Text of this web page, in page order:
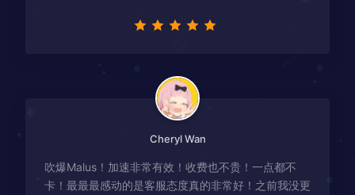
Cheryl Wan
吹爆Malus！加速非常有效！收费也不贵！一点都不
卡！最最最感动的是客服态度真的非常好！之前我没更